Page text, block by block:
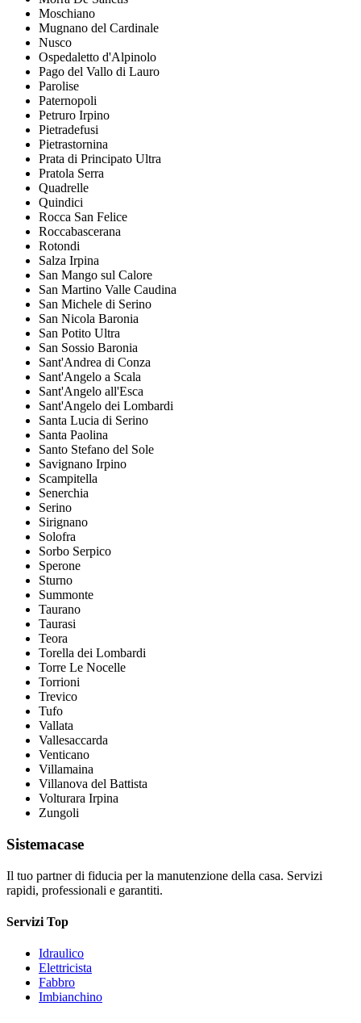
Moschiano
Mugnano del Cardinale
Nusco
Ospedaletto d'Alpinolo
Pago del Vallo di Lauro
Parolise
Paternopoli
Petruro Irpino
Pietradefusi
Pietrastornina
Prata di Principato Ultra
Pratola Serra
Quadrelle
Quindici
Rocca San Felice
Roccabascerana
Rotondi
Salza Irpina
San Mango sul Calore
San Martino Valle Caudina
San Michele di Serino
San Nicola Baronia
San Potito Ultra
San Sossio Baronia
Sant'Andrea di Conza
Sant'Angelo a Scala
Sant'Angelo all'Esca
Sant'Angelo dei Lombardi
Santa Lucia di Serino
Santa Paolina
Santo Stefano del Sole
Savignano Irpino
Scampitella
Senerchia
Serino
Sirignano
Solofra
Sorbo Serpico
Sperone
Sturno
Summonte
Taurano
Taurasi
Teora
Torella dei Lombardi
Torre Le Nocelle
Torrioni
Trevico
Tufo
Vallata
Vallesaccarda
Venticano
Villamaina
Villanova del Battista
Volturara Irpina
Zungoli
Sistemacase
Il tuo partner di fiducia per la manutenzione della casa. Servizi
rapidi, professionali e garantiti.
Servizi Top
Idraulico
Elettricista
Fabbro
Imbianchino